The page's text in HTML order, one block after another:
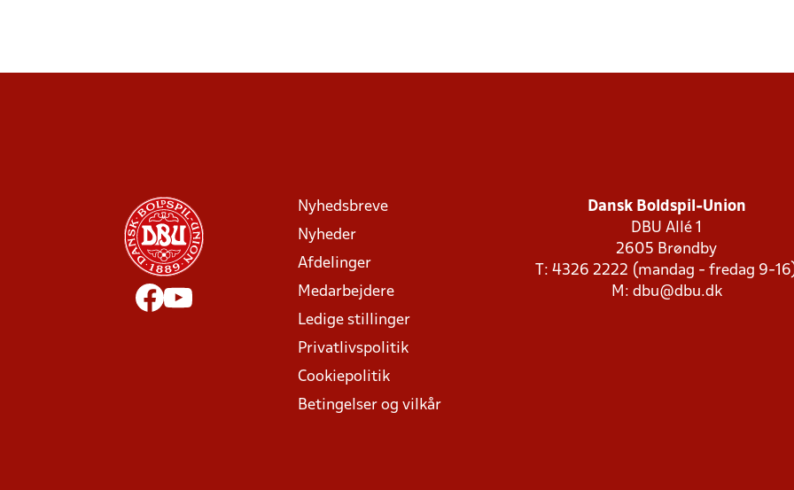
Nyhedsbreve
Nyheder
Afdelinger
Medarbejdere
Ledige stillinger
Privatlivspolitik
Cookiepolitik
Betingelser og vilkår
Dansk Boldspil-Union
DBU Allé 1
2605 Brøndby
T: 4326 2222 (mandag - fredag 9-
M: dbu@dbu.dk